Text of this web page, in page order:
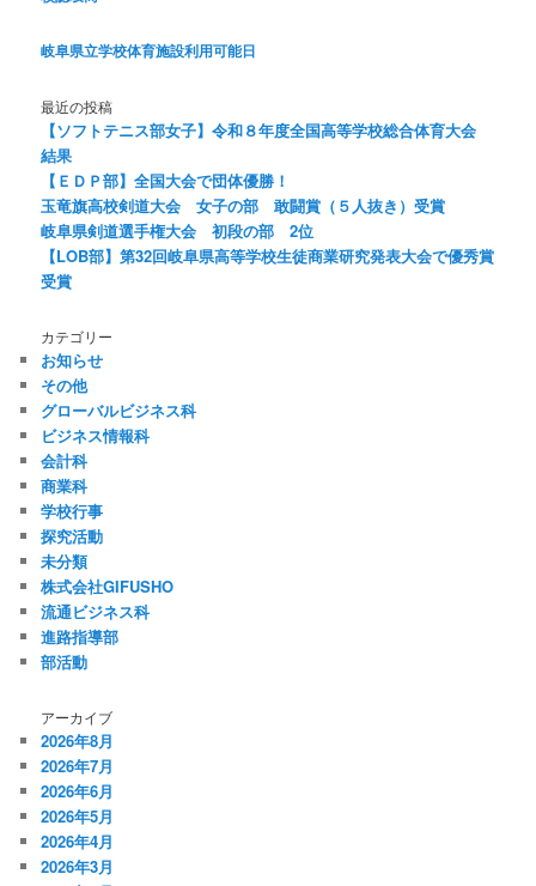
岐阜県立学校体育施設利用可能日
最近の投稿
【ソフトテニス部女子】令和８年度全国高等学校総合体育大会
結果
【ＥＤＰ部】全国大会で団体優勝！
玉竜旗高校剣道大会 女子の部 敢闘賞（５人抜き）受賞
岐阜県剣道選手権大会 初段の部 2位
【LOB部】第32回岐阜県高等学校生徒商業研究発表大会で優秀賞
受賞
カテゴリー
お知らせ
その他
グローバルビジネス科
ビジネス情報科
会計科
商業科
学校行事
探究活動
未分類
株式会社GIFUSHO
流通ビジネス科
進路指導部
部活動
アーカイブ
2026年8月
2026年7月
2026年6月
2026年5月
2026年4月
2026年3月